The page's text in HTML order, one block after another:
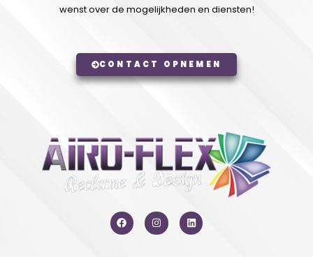
wenst over de mogelijkheden en diensten!
CONTACT OPNEMEN